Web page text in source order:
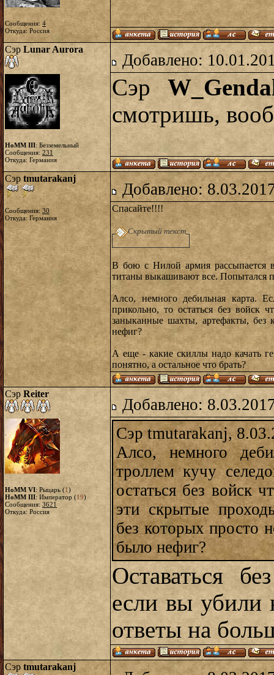
Сообщения: 4
Откуда: Россия
Сэр Lunar Aurora
HoMM III: Безземельный
Сообщения: 231
Откуда: Германия
Добавлено:
Сэр
смотришь,
Сэр tmutarakanj
Сообщения: 30
Откуда: Германия
Добавлено:
Спасайте!!!!
Скрытый текст
В бою с Нилой армия рассыпается
титаны выкашивают все. Попытался
Алсо, немного дебильная карта.
прикольно, то остаться без войск
заныканные шахты, артефакты, без
нефиг?
А еще - какие скиллы надо качать
понятно, а остальное что брать?
Сэр Reiter
HoMM VI: Рыцарь (1)
HoMM III: Император (19)
Сообщения: 3621
Откуда: Россия
Добавлено:
Сэр tmutarakanj,
Алсо, немного
троллем кучу
остаться без войск
эти скрытые
без которых просто
было нефиг?
Оставаться
если вы убили
ответы на
Сэр tmutarakanj